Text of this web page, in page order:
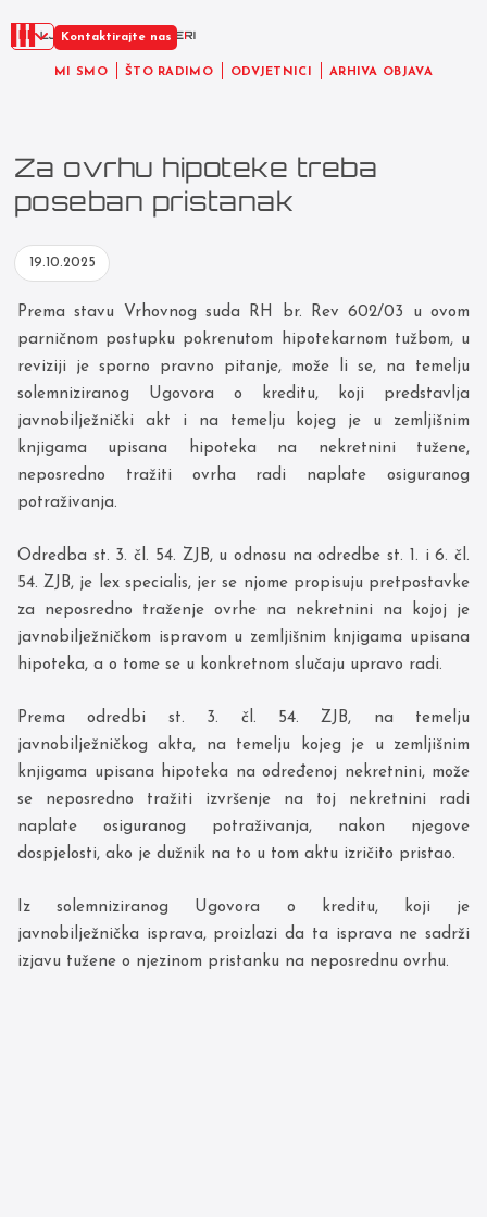
MI SMO ŠTO RADIMO ODVJETNICI ARHIVA OBJAVA
Kontaktirajte nas
Za ovrhu hipoteke treba
poseban pristanak
19.10.2025
Prema stavu Vrhovnog suda RH br. Rev 602/03 u ovom
parničnom postupku pokrenutom hipotekarnom tužbom, u
reviziji je sporno pravno pitanje, može li se, na temelju
solemniziranog Ugovora o kreditu, koji predstavlja
javnobilježnički akt i na temelju kojeg je u zemljišnim
knjigama upisana hipoteka na nekretnini tužene,
neposredno tražiti ovrha radi naplate osiguranog
potraživanja.
Odredba st. 3. čl. 54. ZJB, u odnosu na odredbe st. 1. i 6. čl.
54. ZJB, je lex specialis, jer se njome propisuju pretpostavke
za neposredno traženje ovrhe na nekretnini na kojoj je
javnobilježničkom ispravom u zemljišnim knjigama upisana
hipoteka, a o tome se u konkretnom slučaju upravo radi.
Prema odredbi st. 3. čl. 54. ZJB, na temelju
javnobilježničkog akta, na temelju kojeg je u zemljišnim
knjigama upisana hipoteka na određenoj nekretnini, može
se neposredno tražiti izvršenje na toj nekretnini radi
naplate osiguranog potraživanja, nakon njegove
dospjelosti, ako je dužnik na to u tom aktu izričito pristao.
Iz solemniziranog Ugovora o kreditu, koji je
javnobilježnička isprava, proizlazi da ta isprava ne sadrži
izjavu tužene o njezinom pristanku na neposrednu ovrhu.